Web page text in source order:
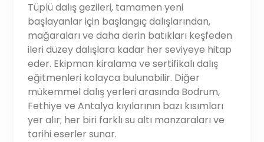
Tüplü dalış gezileri, tamamen yeni
başlayanlar için başlangıç dalışlarından,
mağaraları ve daha derin batıkları keşfeden
ileri düzey dalışlara kadar her seviyeye hitap
eder. Ekipman kiralama ve sertifikalı dalış
eğitmenleri kolayca bulunabilir. Diğer
mükemmel dalış yerleri arasında Bodrum,
Fethiye ve Antalya kıyılarının bazı kısımları
yer alır; her biri farklı su altı manzaraları ve
tarihi eserler sunar.